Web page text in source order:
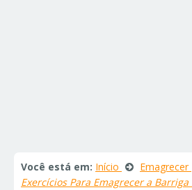
Você está em: Início Emagrecer
Exercícios Para Emagrecer a Barriga